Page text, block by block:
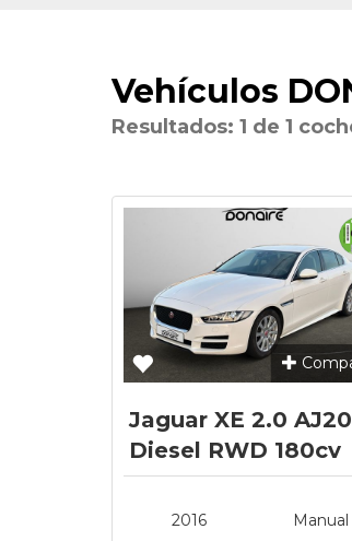
Vehículos
Resultados: 1 de 1
Jaguar XE 2.0
Diesel RWD 180cv
Prestige
2016
Manual